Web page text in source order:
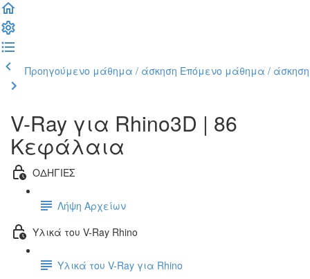
Προηγούμενο μάθημα / άσκηση Επόμενο μάθημα / άσκηση
V-Ray για Rhino3D | 86
Κεφάλαια
ΟΔΗΓΙΕΣ
Λήψη Αρχείων
Υλικά του V-Ray Rhino
Υλικά του V-Ray για Rhino